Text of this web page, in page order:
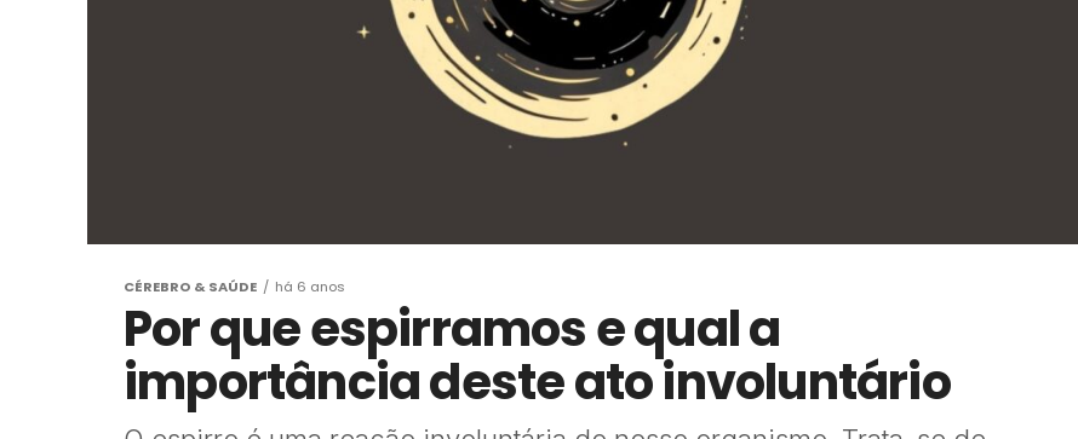
CÉREBRO & SAÚDE há 6 anos
Por que espirramos e qual a
importância deste ato involuntário